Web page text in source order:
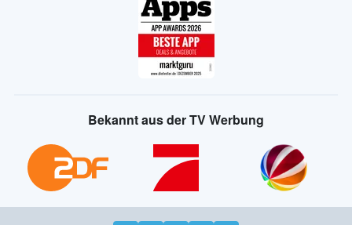
Bekannt aus der TV Werbung